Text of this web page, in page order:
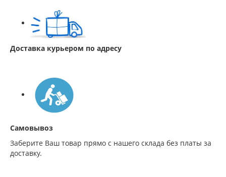
Доставка курьером по адресу
Самовывоз
Заберите Ваш товар прямо с нашего склада без платы за
доставку.